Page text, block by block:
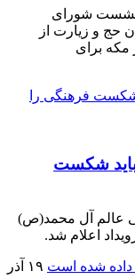
نشست شورای
حج و زیارت از
در مدینه و 6 هتل در مکه برای
باید شکست
عالم آل محمد(ص)
اعلام شد.
۱۹ آذر